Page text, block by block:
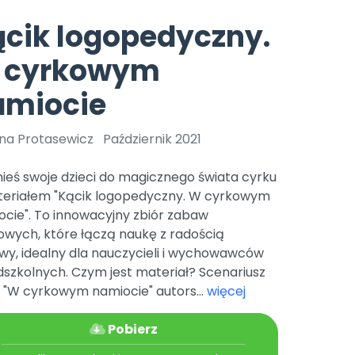
Archiwalne numery
Pomoc
Nowości
Zapowiedzi
czerwca 2024 r. uzyskała
Online.
Bliżej Pieska
Pomoc zwierzętom
Książka (dla) Przedszkolaka
Promowanie czytelnictwa
TikTok
Zobacz nas na TikToku
YouTube
logopedyczny.
cyrkowym
Protasewicz Październik 2021
swoje dzieci do magicznego świata cyrku
"Kącik logopedyczny. W cyrkowym
To innowacyjny zbiór zabaw
które łączą naukę z radością
idealny dla nauczycieli i wychowawców
Czym jest materiał? Scenariusz
"W cyrkowym namiocie" autors... więcej
Pobierz